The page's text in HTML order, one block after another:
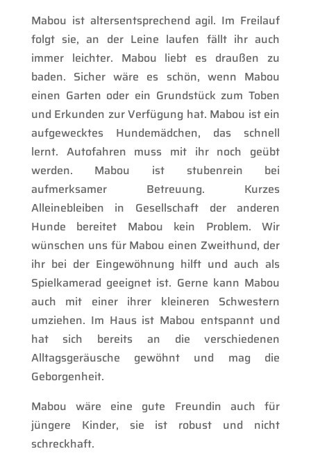
Mabou ist altersentsprechend agil. Im Freilauf
folgt sie, an der Leine laufen fällt ihr auch
immer leichter. Mabou liebt es draußen zu
baden. Sicher wäre es schön, wenn Mabou
einen Garten oder ein Grundstück zum Toben
und Erkunden zur Verfügung hat. Mabou ist ein
aufgewecktes Hundemädchen, das schnell
lernt. Autofahren muss mit ihr noch geübt
werden. Mabou ist stubenrein bei
aufmerksamer Betreuung. Kurzes
Alleinebleiben in Gesellschaft der anderen
Hunde bereitet Mabou kein Problem. Wir
wünschen uns für Mabou einen Zweithund, der
ihr bei der Eingewöhnung hilft und auch als
Spielkamerad geeignet ist. Gerne kann Mabou
auch mit einer ihrer kleineren Schwestern
umziehen. Im Haus ist Mabou entspannt und
hat sich bereits an die verschiedenen
Alltagsgeräusche gewöhnt und mag die
Geborgenheit.
Mabou wäre eine gute Freundin auch für
jüngere Kinder, sie ist robust und nicht
schreckhaft.